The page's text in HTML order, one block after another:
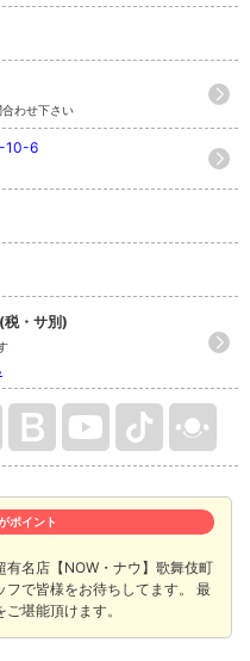
わせ下さい
10-6
(税・サ別)
ポイント
名店【NOW・ナウ】歌舞伎町
で皆様をお待ちしてます。 最
堪能頂けます。